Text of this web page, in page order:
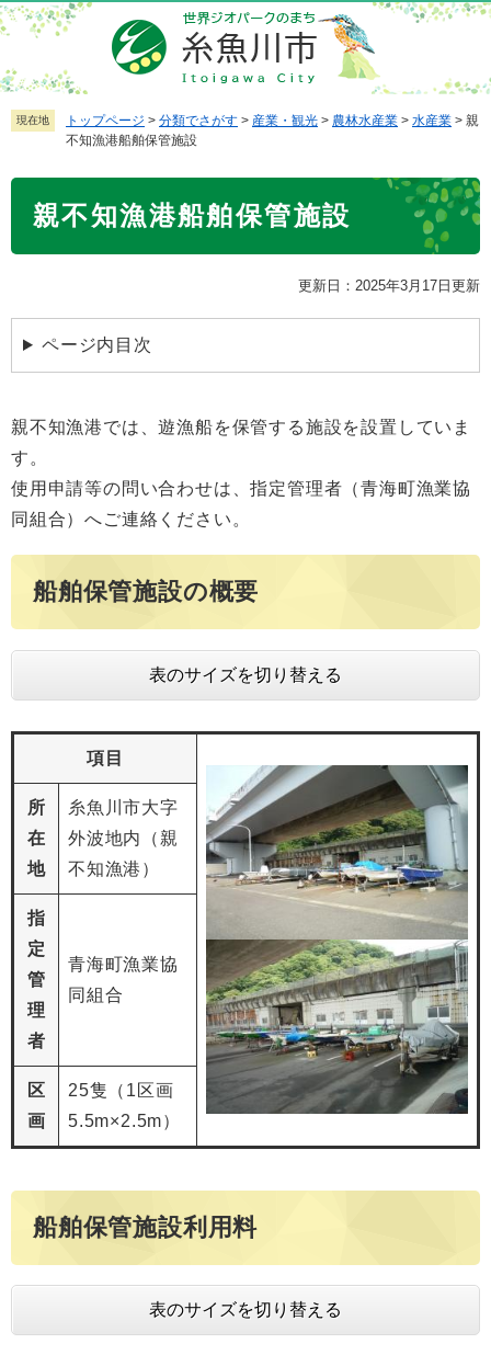
ペ
ー
ジ
の
先
メ
ニ
ュ
ー
を
本
現在地 トップページ > 分類でさがす > 産業・観光 > 農林水産業 > 水産業 > 親
不知漁港船舶保管施設
親不知漁港船舶保管施設
更新日：2025年3月17日更新
ページ内目次
親不知漁港では、遊漁船を保管する施設を設置していま
す。
使用申請等の問い合わせは、指定管理者（青海町漁業協
同組合）へご連絡ください。
船舶保管施設の概要
表のサイズを切り替える
項目
所
在
地
糸魚川市大字
外波地内（親
不知漁港）
指
定
管
理
者
青海町漁業協
同組合
区
画
25隻（1区画
5.5m×2.5m）
船舶保管施設利用料
表のサイズを切り替える